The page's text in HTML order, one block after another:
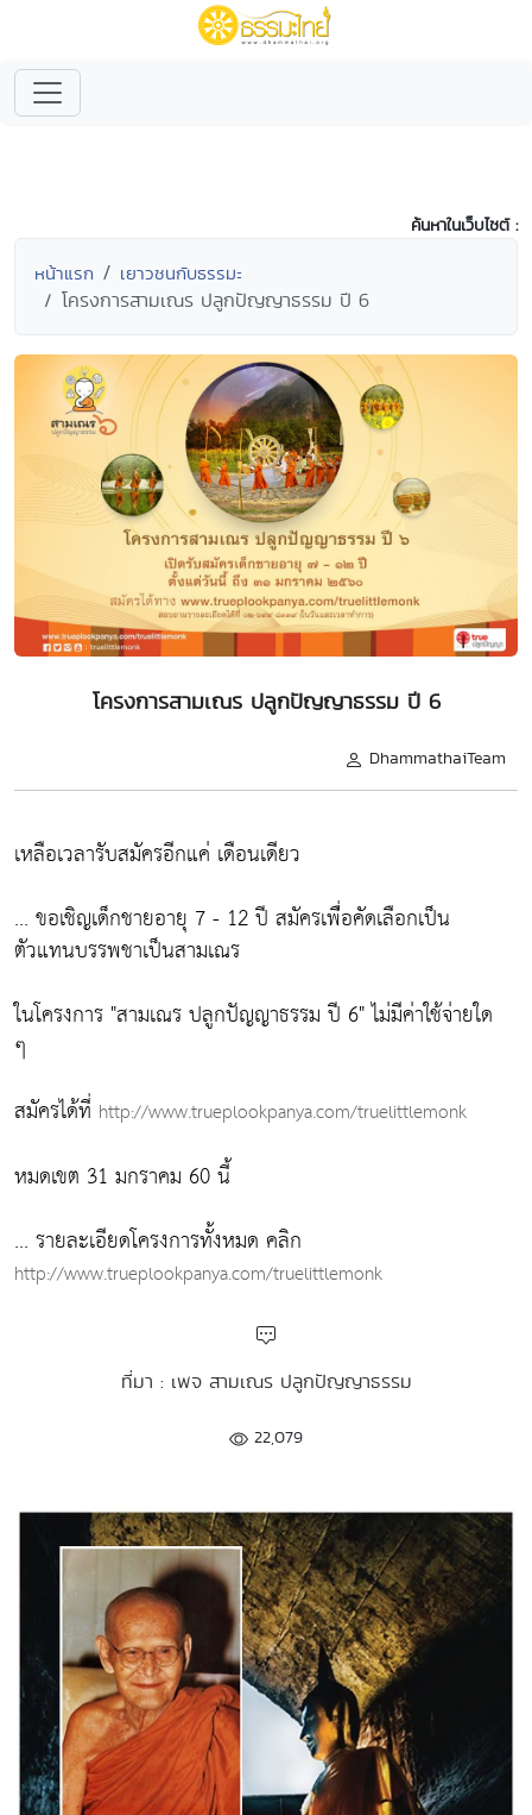
ค้นหาในเว็บไซต์ :
หน้าแรก เยาวชนกับธรรมะ
โครงการสามเณร ปลูกปัญญาธรรม ปี 6
โครงการสามเณร ปลูกปัญญาธรรม ปี 6
DhammathaiTeam
เหลือเวลารับสมัครอีกแค่ เดือนเดียว
... ขอเชิญเด็กชายอายุ 7 - 12 ปี สมัครเพื่่อคัดเลือกเป็น
ตัวแทนบรรพชาเป็นสามเณร
ในโครงการ "สามเณร ปลูกปัญญาธรรม ปี 6"ไม่มีค่าใช้จ่ายใด
ๆ
สมัครได้ที่ http://www.trueplookpanya.com/truelittlemonk
หมดเขต 31 มกราคม 60 นี้
... รายละเอียดโครงการทั้งหมด คลิก
http://www.trueplookpanya.com/truelittlemonk
ที่มา : เพจ สามเณร ปลูกปัญญาธรรม
22,079